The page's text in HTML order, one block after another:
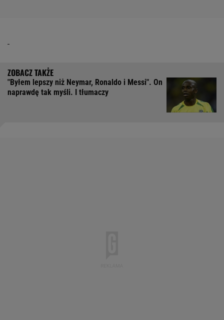
"Byłem lepszy niż Neymar, Ronaldo i Messi". On
naprawdę tak myśli. I tłumaczy